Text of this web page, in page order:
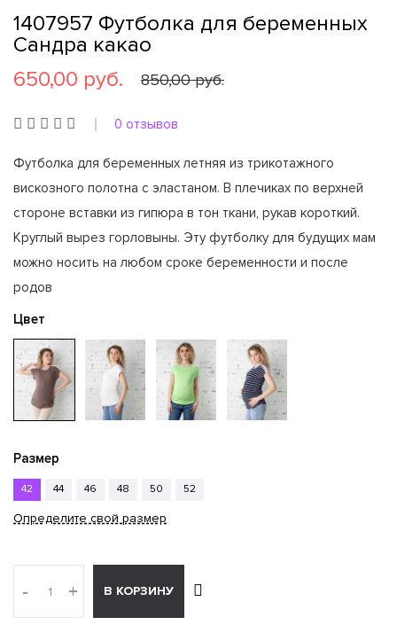
1407957 Футболка для беременных
Сандра какао
650,00 руб.
850,00 руб.
0 отзывов
Футболка для беременных летняя из трикотажного
вискозного полотна с эластаном. В плечиках по верхней
стороне вставки из гипюра в тон ткани, рукав короткий.
Круглый вырез горловыны. Эту футболку для будущих мам
можно носить на любом сроке беременности и после
родов
Цвет
Размер
42 44 46 48 50 52
Определите свой размер
- + В КОРЗИНУ